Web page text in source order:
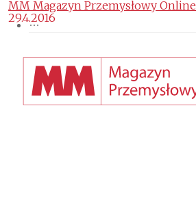
MM Magazyn Przemysłowy Online
29.4.2016